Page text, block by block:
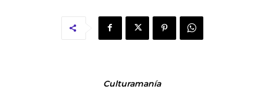
Culturamanía